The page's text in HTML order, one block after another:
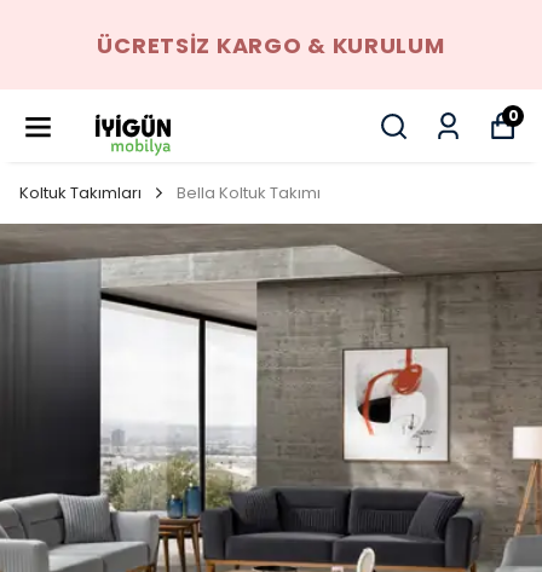
ÜCRETSIZ KARGO & KURULUM
0
Koltuk Takımları Bella Koltuk Takımı